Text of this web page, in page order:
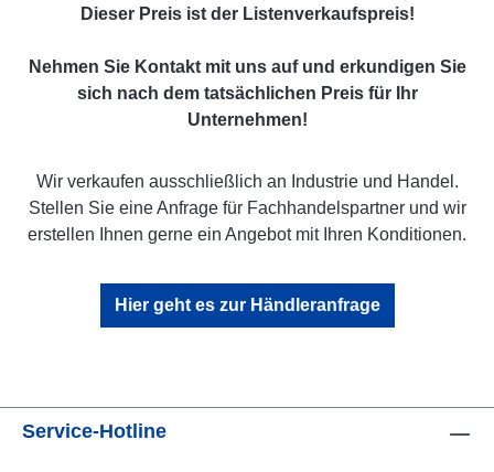
Dieser Preis ist der Listenverkaufspreis!
Nehmen Sie Kontakt mit uns auf und erkundigen Sie
sich nach dem tatsächlichen Preis für Ihr
Unternehmen!
Wir verkaufen ausschließlich an Industrie und Handel.
Stellen Sie eine Anfrage für Fachhandelspartner und wir
erstellen Ihnen gerne ein Angebot mit Ihren Konditionen.
Hier geht es zur Händleranfrage
Service-Hotline